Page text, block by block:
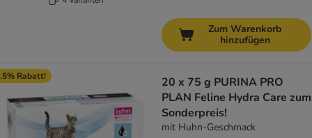
Zum Warenkorb
hinzufügen
Rabatt!
20 x 75 g PURINA PRO
PLAN Feline Hydra Care zum
Sonderpreis!
mit Huhn-Geschmack